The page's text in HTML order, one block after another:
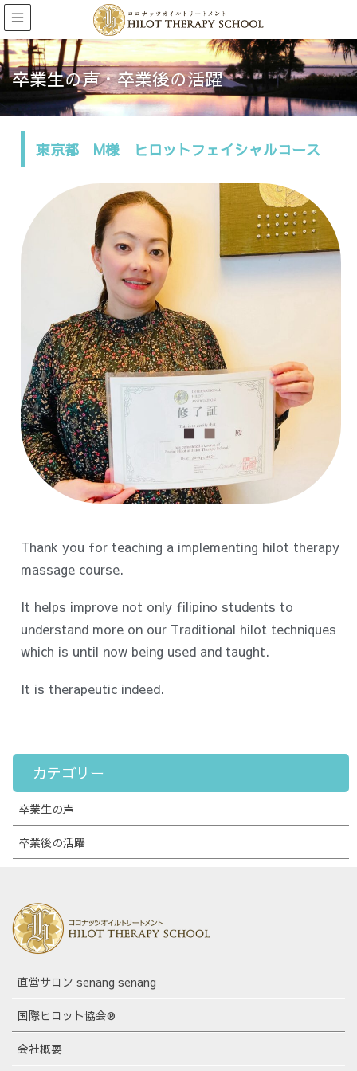
卒業生の声・卒業後の活躍
東京都 M様 ヒロットフェイシャルコース
Thank you for teaching a implementing hilot therapy
massage course.
It helps improve not only filipino students to
understand more on our Traditional hilot techniques
which is until now being used and taught.
It is therapeutic indeed.
カテゴリー
卒業生の声
卒業後の活躍
直営サロン senang senang
国際ヒロット協会®
会社概要